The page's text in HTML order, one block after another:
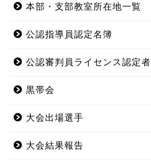
本部・支部教室所在地一覧
公認指導員認定名簿
公認審判員ライセンス認定者
黒帯会
大会出場選手
大会結果報告